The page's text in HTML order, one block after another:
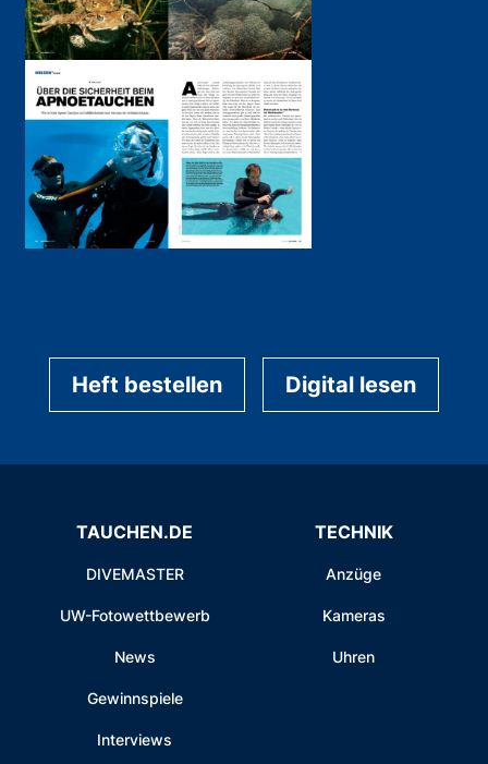
Heft bestellen Digital lesen
TAUCHEN.DE
DIVEMASTER
UW-Fotowettbewerb
News
Gewinnspiele
Interviews
TECHNIK
Anzüge
Kameras
Uhren